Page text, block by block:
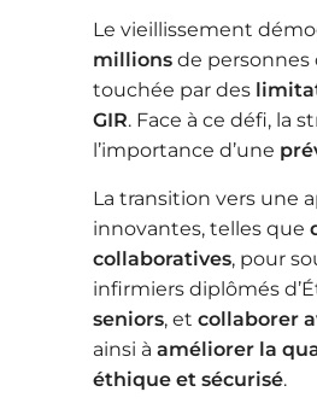
Le vieillissement
millions de
touchée par des
GIR. Face à ce défi, la
l’importance d’une
La transition vers une
innovantes, telles que
collaboratives, pour
infirmiers diplômés
seniors, etcollaborer
ainsi àaméliorer la
éthique et sécurisé.